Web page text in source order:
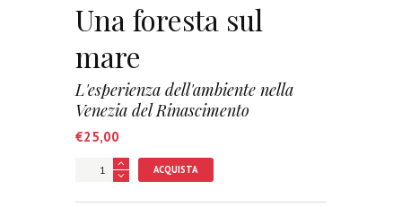
Una foresta sul
mare
L'esperienza dell'ambiente nella
Venezia del Rinascimento
€25,00
ACQUISTA